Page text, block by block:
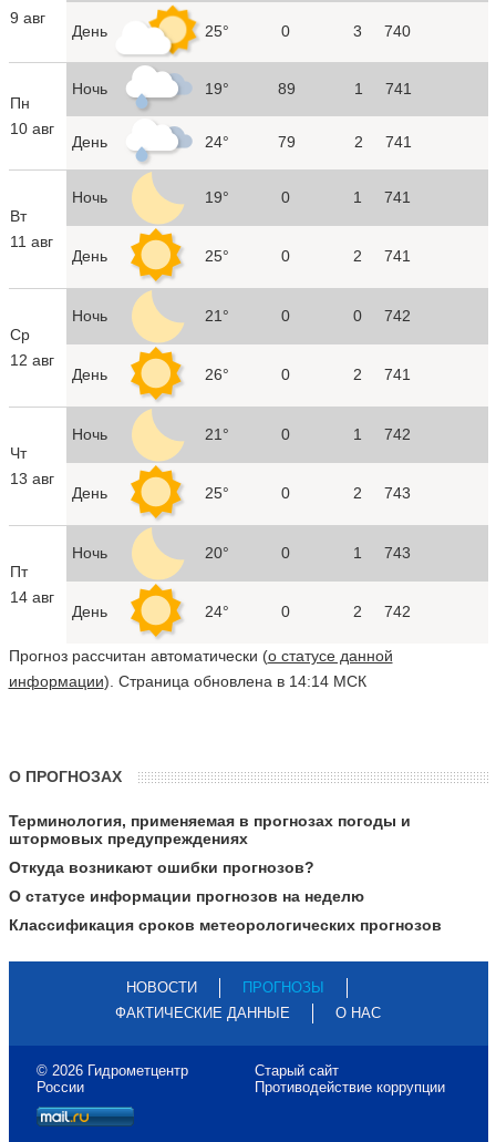
9 авг
День 25° 0 3 740
Пн
10 авг
Ночь 19° 89 1 741
День 24° 79 2 741
Вт
11 авг
Ночь 19° 0 1 741
День 25° 0 2 741
Ср
12 авг
Ночь 21° 0 0 742
День 26° 0 2 741
Чт
13 авг
Ночь 21° 0 1 742
День 25° 0 2 743
Пт
14 авг
Ночь 20° 0 1 743
День 24° 0 2 742
Прогноз рассчитан автоматически (о статусе данной
информации). Страница обновлена в 14:14 МСК
О ПРОГНОЗАХ
Терминология, применяемая в прогнозах погоды и
штормовых предупреждениях
Откуда возникают ошибки прогнозов?
О статусе информации прогнозов на неделю
Классификация сроков метеорологических прогнозов
НОВОСТИ
ПРОГНОЗЫ
ФАКТИЧЕСКИЕ ДАННЫЕ
О НАС
© 2026 Гидрометцентр
России
Старый сайт
Противодействие коррупции